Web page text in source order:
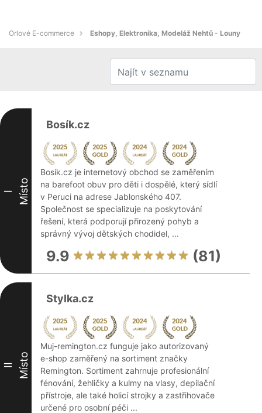
Orlové E-commerce Eshopy, Elektronika, Modeláž Nehtů - Louny
I Místo
Bosík.cz
Bosík.cz je internetový obchod se zaměřením
na barefoot obuv pro děti i dospělé, který sídlí
v Peruci na adrese Jablonského 407.
Společnost se specializuje na poskytování
řešení, která podporují přirozený pohyb a
správný vývoj dětských chodidel, ...
9.9 (81)
II Místo
Stylka.cz
Muj-remington.cz funguje jako autorizovaný
e-shop zaměřený na sortiment značky
Remington. Sortiment zahrnuje profesionální
fénování, žehličky a kulmy na vlasy, depilační
přístroje, ale také holicí strojky a zastřihovače
určené pro osobní péči ...